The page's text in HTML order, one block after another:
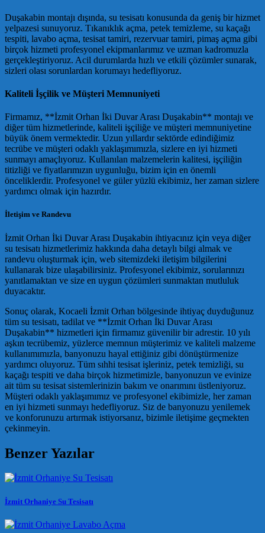
Duşakabin montajı dışında, su tesisatı konusunda da geniş bir hizmet
yelpazesi sunuyoruz. Tıkanıklık açma, petek temizleme, su kaçağı
tespiti, lavabo açma, tesisat tamiri, rezervuar tamiri, pimaş açma gibi
birçok hizmeti profesyonel ekipmanlarımız ve uzman kadromuzla
gerçekleştiriyoruz. Acil durumlarda hızlı ve etkili çözümler sunarak,
sizleri olası sorunlardan korumayı hedefliyoruz.
Kaliteli İşçilik ve Müşteri Memnuniyeti
Firmamız, **İzmit Orhan İki Duvar Arası Duşakabin** montajı ve
diğer tüm hizmetlerinde, kaliteli işçiliğe ve müşteri memnuniyetine
büyük önem vermektedir. Uzun yıllardır sektörde edindiğimiz
tecrübe ve müşteri odaklı yaklaşımımızla, sizlere en iyi hizmeti
sunmayı amaçlıyoruz. Kullanılan malzemelerin kalitesi, işçiliğin
titizliği ve fiyatlarımızın uygunluğu, bizim için en önemli
önceliklerdir. Profesyonel ve güler yüzlü ekibimiz, her zaman sizlere
yardımcı olmak için hazırdır.
İletişim ve Randevu
İzmit Orhan İki Duvar Arası Duşakabin ihtiyacınız için veya diğer
su tesisatı hizmetlerimiz hakkında daha detaylı bilgi almak ve
randevu oluşturmak için, web sitemizdeki iletişim bilgilerini
kullanarak bize ulaşabilirsiniz. Profesyonel ekibimiz, sorularınızı
yanıtlamaktan ve size en uygun çözümleri sunmaktan mutluluk
duyacaktır.
Sonuç olarak, Kocaeli İzmit Orhan bölgesinde ihtiyaç duyduğunuz
tüm su tesisatı, tadilat ve **İzmit Orhan İki Duvar Arası
Duşakabin** hizmetleri için firmamız güvenilir bir adrestir. 10 yılı
aşkın tecrübemiz, yüzlerce memnun müşterimiz ve kaliteli malzeme
kullanımımızla, banyonuzu hayal ettiğiniz gibi dönüştürmenize
yardımcı oluyoruz. Tüm sıhhi tesisat işleriniz, petek temizliği, su
kaçağı tespiti ve daha birçok hizmetimizle, banyonuzun ve evinize
ait tüm su tesisat sistemlerinizin bakım ve onarımını üstleniyoruz.
Müşteri odaklı yaklaşımımız ve profesyonel ekibimizle, her zaman
en iyi hizmeti sunmayı hedefliyoruz. Siz de banyonuzu yenilemek
ve konforunuzu artırmak istiyorsanız, bizimle iletişime geçmekten
çekinmeyin.
Benzer Yazılar
İzmit Orhaniye Su Tesisatı